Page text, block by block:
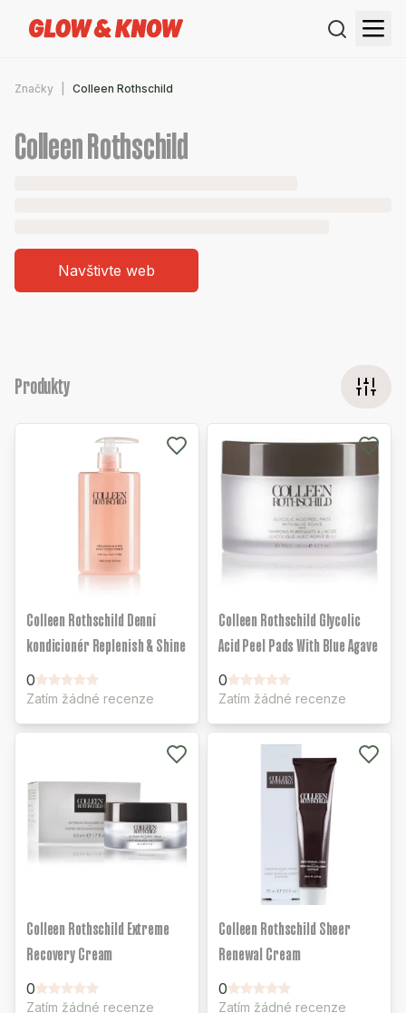
Značky Colleen Rothschild
Colleen Rothschild
Navštivte web
Produkty
Colleen Rothschild Denní
kondicionér Replenish & Shine
0
Zatím žádné recenze
Colleen Rothschild Glycolic
Acid Peel Pads With Blue Agave
0
Zatím žádné recenze
Colleen Rothschild Extreme
Recovery Cream
0
Zatím žádné recenze
Colleen Rothschild Sheer
Renewal Cream
0
Zatím žádné recenze